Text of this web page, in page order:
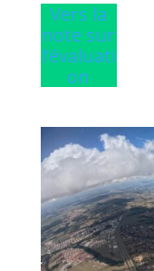
Vers la
note sur
l’évaluati
on